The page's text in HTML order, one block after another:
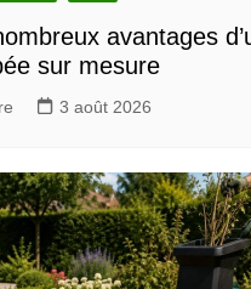
avantages
sur mesure
3 août 2026